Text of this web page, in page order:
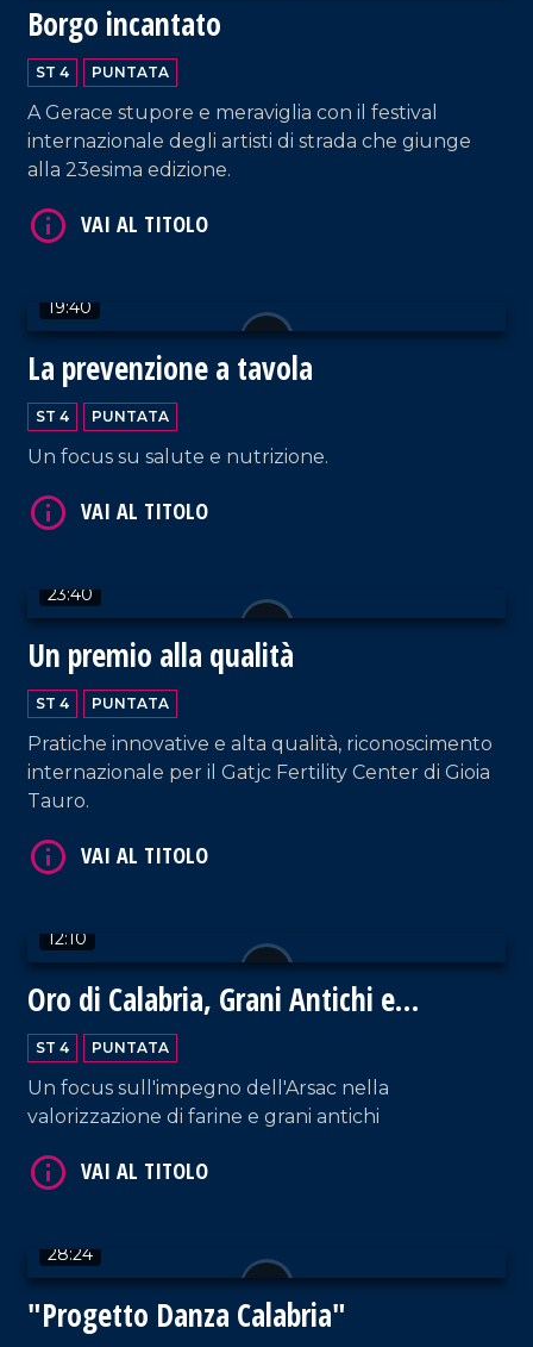
Borgo incantato
ST 4 PUNTATA
A Gerace stupore e meraviglia con il festival
internazionale degli artisti di strada che giunge
alla 23esima edizione.
19:40
La prevenzione a tavola
ST 4 PUNTATA
Un focus su salute e nutrizione.
23:40
Un premio alla qualità
ST 4 PUNTATA
Pratiche innovative e alta qualità, riconoscimento
internazionale per il Gatjc Fertility Center di Gioia
Tauro.
12:10
Oro di Calabria, Grani Antichi e
Biodiversità
ST 4 PUNTATA
Un focus sull'impegno dell'Arsac nella
valorizzazione di farine e grani antichi
28:24
"Progetto Danza Calabria"
VAI AL TITOLO
VAI AL TITOLO
VAI AL TITOLO
VAI AL TITOLO
VAI AL TITOLO